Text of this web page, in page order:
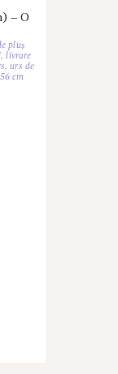
– O
pluș
,livrare
,urs de
cm